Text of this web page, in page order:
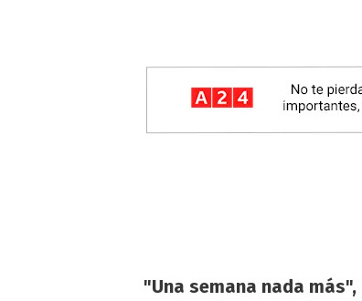
"Una semana nada más",